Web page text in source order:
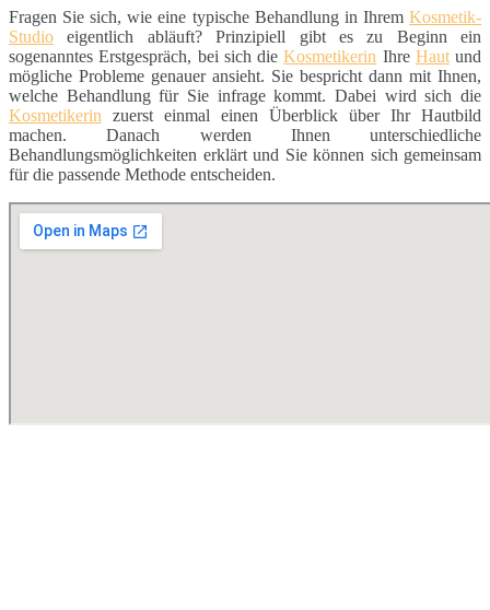
Fragen Sie sich, wie eine typische Behandlung in Ihrem Kosmetik-
Studio eigentlich abläuft? Prinzipiell gibt es zu Beginn ein
sogenanntes Erstgespräch, bei sich dieKosmetikerin Ihre Hautund
mögliche Probleme genauer ansieht. Sie bespricht dann mit Ihnen,
welche Behandlung für Sie infrage kommt. Dabei wird sich die
Kosmetikerin zuerst einmal einen Überblick über Ihr Hautbild
machen. Danach werden Ihnen unterschiedliche
Behandlungsmöglichkeiten erklärt und Sie können sich gemeinsam
für die passende Methode entscheiden.